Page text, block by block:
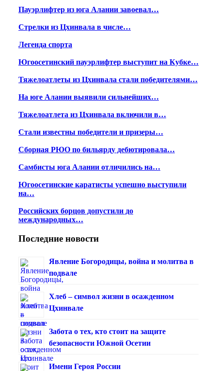
Пауэрлифтер из юга Алании завоевал…
Стрелки из Цхинвала в числе…
Легенда спорта
Югоосетинский пауэрлифтер выступит на Кубке…
Тяжелоатлеты из Цхинвала стали победителями…
На юге Алании выявили сильнейших…
Тяжелоатлета из Цхинвала включили в…
Стали известны победители и призеры…
Сборная РЮО по бильярду дебютировала…
Самбисты юга Алании отличились на…
Югоосетинские каратисты успешно выступили
на…
Российских борцов допустили до
международных…
Последние новости
Явление Богородицы, война и молитва в
подвале
Хлеб – символ жизни в осажденном
Цхинвале
Забота о тех, кто стоит на защите
безопасности Южной Осетии
Имени Героя России